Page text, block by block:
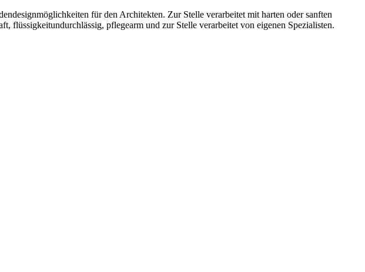
für den Architekten. Zur Stelle verarbeitet mit harten oder sanften
pflegearm und zur Stelle verarbeitet von eigenen Spezialisten.